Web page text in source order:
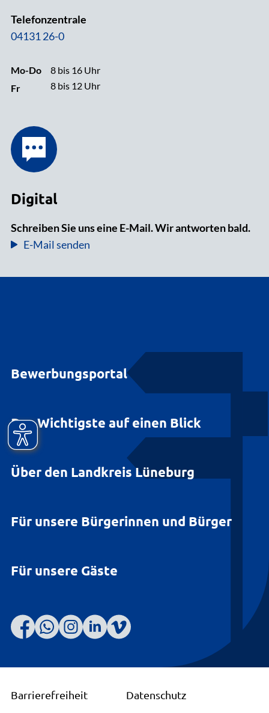
Telefonzentrale
04131 26-0
Mo-Do
Fr
8 bis 16 Uhr
8 bis 12 Uhr
Digital
Schreiben Sie uns eine E-Mail. Wir antworten bald.
E-Mail senden
Bewerbungsportal
Das Wichtigste auf einen Blick
Über den Landkreis Lüneburg
Für unsere Bürgerinnen und Bürger
Für unsere Gäste
Barrierefreiheit
Datenschutz